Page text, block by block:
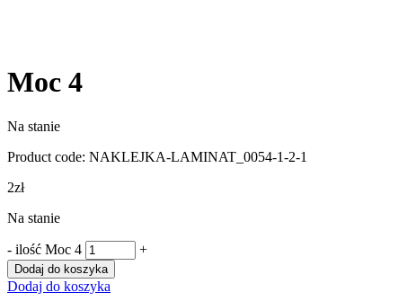
Moc 4
Na stanie
Product code: NAKLEJKA-LAMINAT_0054-1-2-1
2zł
Na stanie
- ilość Moc 4 +
Dodaj do koszyka
Dodaj do koszyka